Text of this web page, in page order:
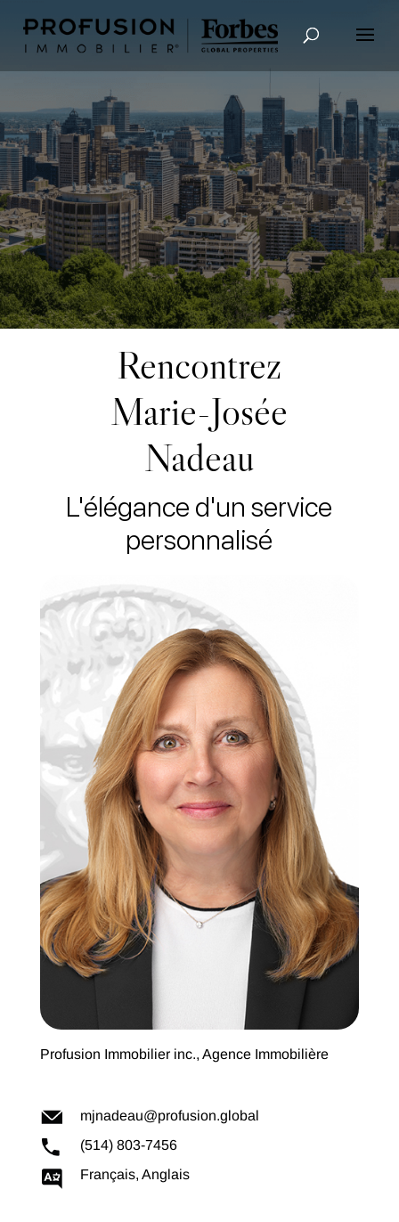
Recherche avancée
Rencontrez
Marie-Josée
Nadeau
L'élégance d'un service
personnalisé
Profusion Immobilier inc., Agence Immobilière
mjnadeau@profusion.global
(514) 803-7456
Français, Anglais